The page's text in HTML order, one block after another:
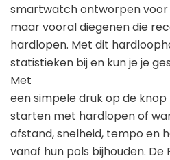
smartwatch ontworpen voor
maar vooral diegenen die
hardlopen. Met dit
statistieken bij en kun je je
Met
een simpele druk op de
starten met hardlopen of
afstand, snelheid, tempo en
vanaf hun pols bijhouden.